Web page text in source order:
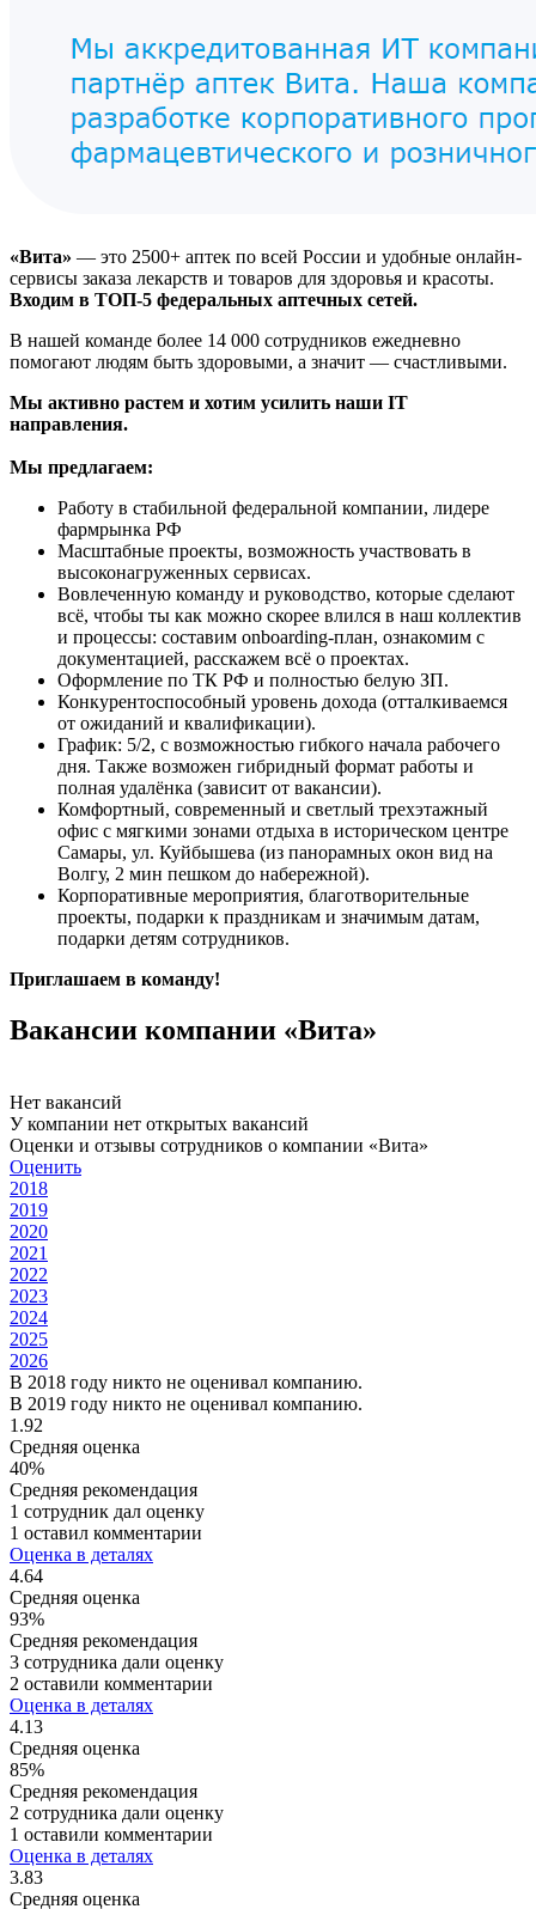
«Вита» — это 2500+ аптек по всей России и удобные онлайн-
сервисы заказа лекарств и товаров для здоровья и красоты.
Входим в ТОП-5 федеральных аптечных сетей.
В нашей команде более 14 000 сотрудников ежедневно
помогают людям быть здоровыми, а значит — счастливыми.
Мы активно растем и хотим усилить наши IT
направления.
Мы предлагаем:
Работу в стабильной федеральной компании, лидере
фармрынка РФ
Масштабные проекты, возможность участвовать в
высоконагруженных сервисах.
Вовлеченную команду и руководство, которые сделают
всё, чтобы ты как можно скорее влился в наш коллектив
и процессы: составим onboarding-план, ознакомим с
документацией, расскажем всё о проектах.
Оформление по ТК РФ и полностью белую ЗП.
Конкурентоспособный уровень дохода (отталкиваемся
от ожиданий и квалификации).
График: 5/2, с возможностью гибкого начала рабочего
дня. Также возможен гибридный формат работы и
полная удалёнка (зависит от вакансии).
Комфортный, современный и светлый трехэтажный
офис с мягкими зонами отдыха в историческом центре
Самары, ул. Куйбышева (из панорамных окон вид на
Волгу, 2 мин пешком до набережной).
Корпоративные мероприятия, благотворительные
проекты, подарки к праздникам и значимым датам,
подарки детям сотрудников.
Приглашаем в команду!
Вакансии компании «Вита»
Нет вакансий
У компании нет открытых вакансий
Оценки и отзывы сотрудников о компании «Вита»
Оценить
2018
2019
2020
2021
2022
2023
2024
2025
2026
В 2018 году никто не оценивал компанию.
В 2019 году никто не оценивал компанию.
1.92
Средняя оценка
40%
Средняя рекомендация
1 сотрудник дал оценку
1 оставил комментарии
Оценка в деталях
4.64
Средняя оценка
93%
Средняя рекомендация
3 сотрудника дали оценку
2 оставили комментарии
Оценка в деталях
4.13
Средняя оценка
85%
Средняя рекомендация
2 сотрудника дали оценку
1 оставили комментарии
Оценка в деталях
3.83
Средняя оценка